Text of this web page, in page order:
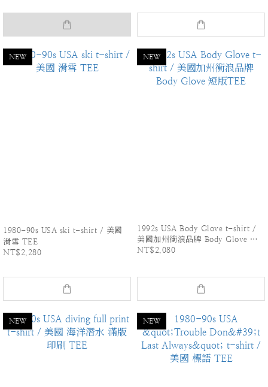
NEW
1980-90s USA ski t-shirt / 美國
滑雪 TEE
NT$2,280
NEW
1992s USA Body Glove t-shirt /
美國加州衝浪品牌 Body Glove 短
版TEE
NT$2,080
NEW NEW